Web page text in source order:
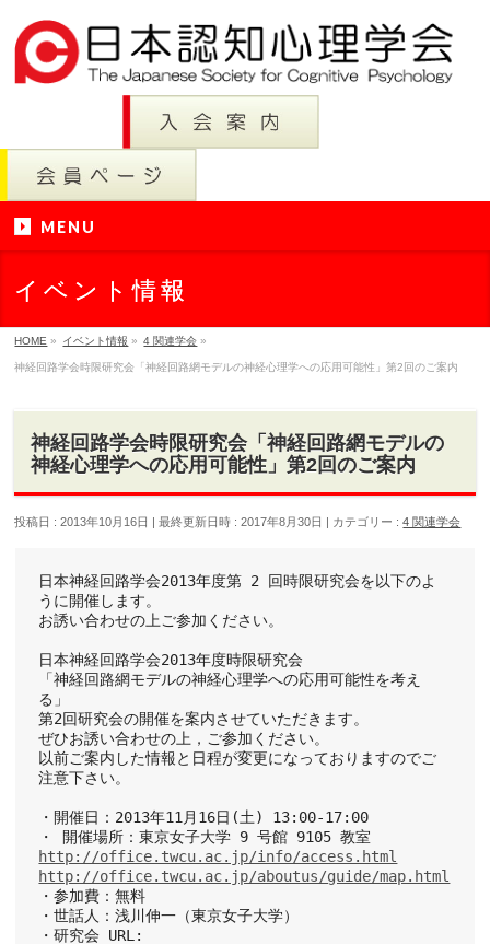
MENU
イベント情報
HOME » イベント情報 » 4 関連学会 »
神経回路学会時限研究会「神経回路網モデルの神経心理学への応用可能性」第2回のご案内
神経回路学会時限研究会「神経回路網モデルの
神経心理学への応用可能性」第2回のご案内
投稿日 : 2013年10月16日 最終更新日時 : 2017年8月30日 カテゴリー :4 関連学会
日本神経回路学会2013年度第 2 回時限研究会を以下のよ
うに開催します。
お誘い合わせの上ご参加ください。
日本神経回路学会2013年度時限研究会
「神経回路網モデルの神経心理学への応用可能性を考え
る」
第2回研究会の開催を案内させていただきます。
ぜひお誘い合わせの上，ご参加ください。
以前ご案内した情報と日程が変更になっておりますのでご
注意下さい。
・開催日：2013年11月16日(土) 13:00-17:00
・ 開催場所：東京女子大学 9 号館 9105 教室
http://office.twcu.ac.jp/info/access.html
http://office.twcu.ac.jp/aboutus/guide/map.html
・参加費：無料
・世話人：浅川伸一（東京女子大学）